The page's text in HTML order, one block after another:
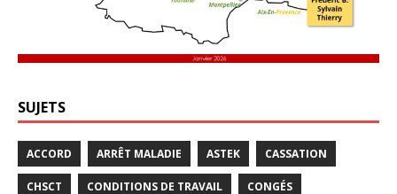
SUJETS
ACCORD ARRÊT MALADIE ASTEK CASSATION
CHSCT CONDITIONS DE TRAVAIL CONGÉS